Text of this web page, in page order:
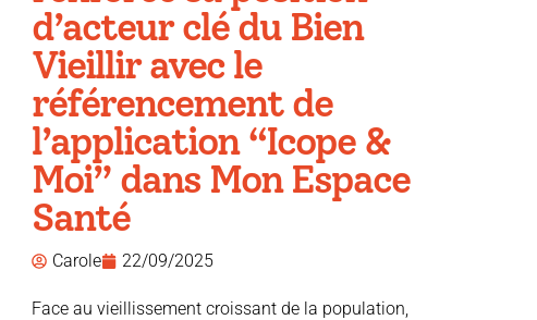
d’acteur clé du Bien
Vieillir avec le
référencement de
l’application “Icope &
Moi” dans Mon Espace
Santé
Carole 22/09/2025
Face au vieillissement croissant de la population,